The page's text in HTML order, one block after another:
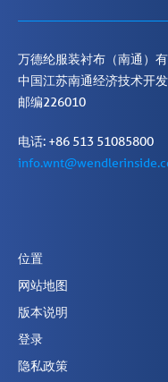
万德纶服装衬布（南通）
中国江苏南通经济技术开
邮编226010
电话: +86 513 51085800
位置
网站地图
版本说明
登录
隐私政策